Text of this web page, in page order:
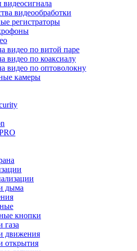
видеосигнала
видеообработки
регистраторы
видео по витой паре
видео по коаксиалу
видео по оптоволокну
камеры
дыма
кнопки
газа
движения
открытия